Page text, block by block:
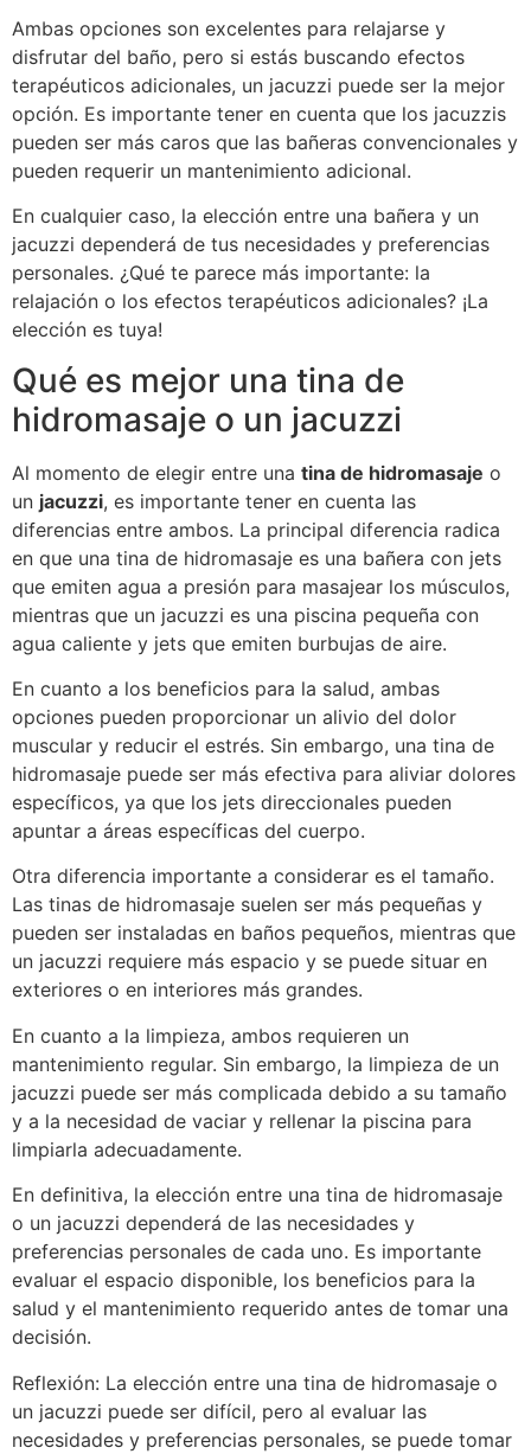
Ambas opciones son excelentes para relajarse y
disfrutar del baño, pero si estás buscando efectos
terapéuticos adicionales, un jacuzzi puede ser la mejor
opción. Es importante tener en cuenta que los jacuzzis
pueden ser más caros que las bañeras convencionales y
pueden requerir un mantenimiento adicional.
En cualquier caso, la elección entre una bañera y un
jacuzzi dependerá de tus necesidades y preferencias
personales. ¿Qué te parece más importante: la
relajación o los efectos terapéuticos adicionales? ¡La
elección es tuya!
Qué es mejor una tina de
hidromasaje o un jacuzzi
Al momento de elegir entre una tina de hidromasaje o
un jacuzzi, es importante tener en cuenta las
diferencias entre ambos. La principal diferencia radica
en que una tina de hidromasaje es una bañera con jets
que emiten agua a presión para masajear los músculos,
mientras que un jacuzzi es una piscina pequeña con
agua caliente y jets que emiten burbujas de aire.
En cuanto a los beneficios para la salud, ambas
opciones pueden proporcionar un alivio del dolor
muscular y reducir el estrés. Sin embargo, una tina de
hidromasaje puede ser más efectiva para aliviar dolores
específicos, ya que los jets direccionales pueden
apuntar a áreas específicas del cuerpo.
Otra diferencia importante a considerar es el tamaño.
Las tinas de hidromasaje suelen ser más pequeñas y
pueden ser instaladas en baños pequeños, mientras que
un jacuzzi requiere más espacio y se puede situar en
exteriores o en interiores más grandes.
En cuanto a la limpieza, ambos requieren un
mantenimiento regular. Sin embargo, la limpieza de un
jacuzzi puede ser más complicada debido a su tamaño
y a la necesidad de vaciar y rellenar la piscina para
limpiarla adecuadamente.
En definitiva, la elección entre una tina de hidromasaje
o un jacuzzi dependerá de las necesidades y
preferencias personales de cada uno. Es importante
evaluar el espacio disponible, los beneficios para la
salud y el mantenimiento requerido antes de tomar una
decisión.
Reflexión: La elección entre una tina de hidromasaje o
un jacuzzi puede ser difícil, pero al evaluar las
necesidades y preferencias personales, se puede tomar